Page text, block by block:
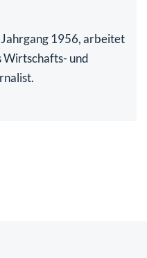
Jahrgang 1956, arbeitet
Wirtschafts- und